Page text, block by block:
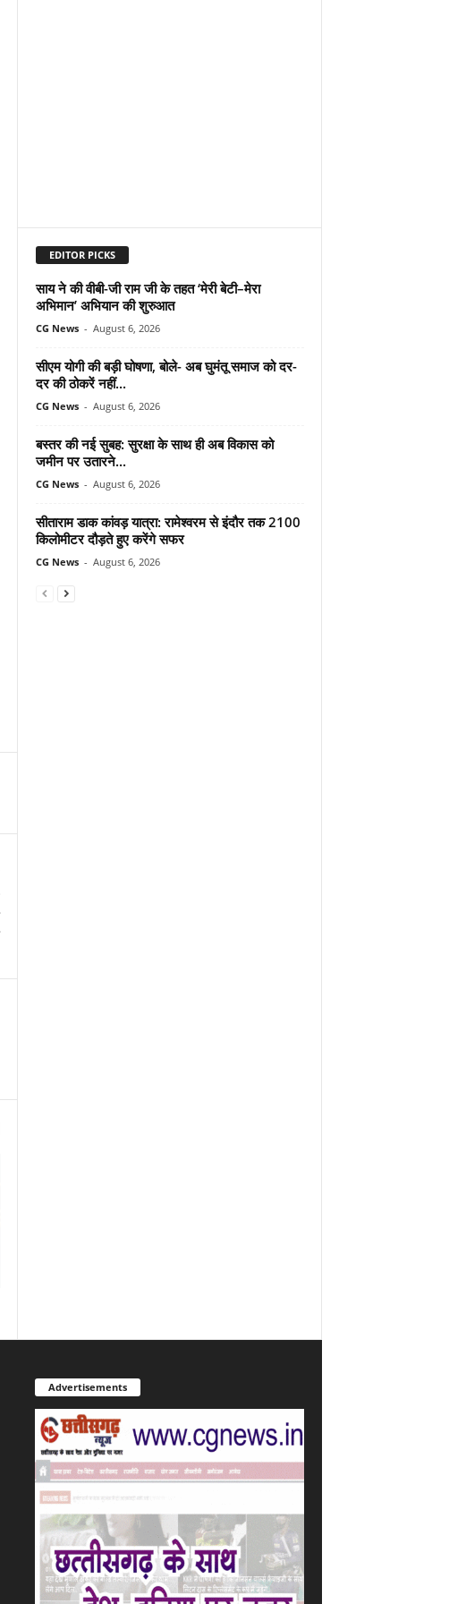
EDITOR PICKS
साय ने की वीबी-जी राम जी के तहत ‘मेरी बेटी–मेरा
अभिमान’ अभियान की शुरुआत
CG News - August 6, 2026
सीएम योगी की बड़ी घोषणा, बोले- अब घुमंतू समाज को दर-
दर की ठोकरें नहीं...
CG News - August 6, 2026
बस्तर की नई सुबह: सुरक्षा के साथ ही अब विकास को
जमीन पर उतारने...
CG News - August 6, 2026
सीताराम डाक कांवड़ यात्रा: रामेश्वरम से इंदौर तक 2100
किलोमीटर दौड़ते हुए करेंगे सफर
CG News - August 6, 2026
Advertisements